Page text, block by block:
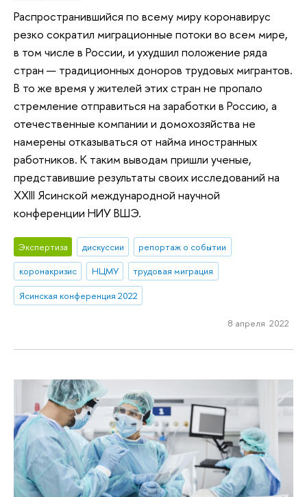
Распространившийся по всему миру коронавирус
резко сократил миграционные потоки во всем мире,
в том числе в России, и ухудшил положение ряда
стран — традиционных доноров трудовых мигрантов.
В то же время у жителей этих стран не пропало
стремление отправиться на заработки в Россию, а
отечественные компании и домохозяйства не
намерены отказываться от найма иностранных
работников. К таким выводам пришли ученые,
представившие результаты своих исследований на
XXIII Ясинской международной научной
конференции НИУ ВШЭ.
Экспертиза дискуссии
репортаж о событии
коронакризис
НЦМУ
трудовая миграция
Ясинская конференция 2022
8 апреля 2022